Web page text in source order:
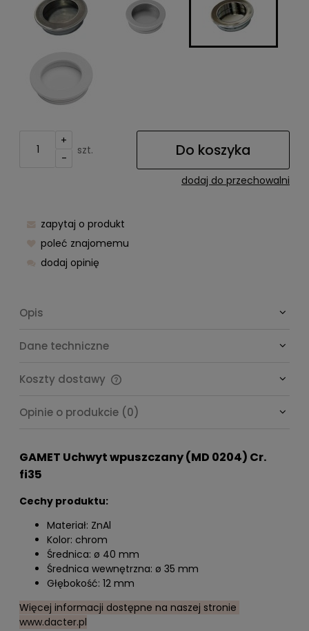
+
-
szt. Do koszyka
dodaj do przechowalni
zapytaj o produkt
poleć znajomemu
dodaj opinię
Opis
Dane techniczne
Koszty dostawy
Opinie o produkcie (0)
GAMET Uchwyt wpuszczany (MD 0204) Cr.
fi35
Cechy produktu:
Materiał: ZnAl
Kolor: chrom
Średnica: ø 40 mm
Średnica wewnętrzna: ø 35 mm
Głębokość: 12 mm
Więcej informacji dostępne na naszej stronie
www.dacter.pl